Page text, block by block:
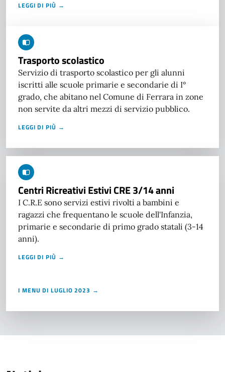
LEGGI DI PIÙ →
Trasporto scolastico
Servizio di trasporto scolastico per gli alunni
iscritti alle scuole primarie e secondarie di I°
grado, che abitano nel Comune di Ferrara in zone
non servite da altri mezzi di servizio pubblico.
LEGGI DI PIÙ →
Centri Ricreativi Estivi CRE 3/14 anni
I C.R.E sono servizi estivi rivolti a bambini e
ragazzi che frequentano le scuole dell'Infanzia,
primarie e secondarie di primo grado statali (3-14
anni).
LEGGI DI PIÙ →
I MENU DI LUGLIO 2023 →